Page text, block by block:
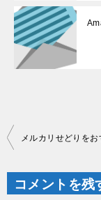
投
稿
ナ
ゲ
ー
シ
コメントを残